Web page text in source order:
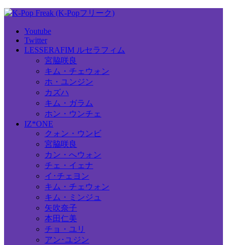
Youtube
Twitter
LESSERAFIM ルセラフィム
宮脇咲良
キム・チェウォン
ホ・ユンジン
カズハ
キム・ガラム
ホン・ウンチェ
IZ*ONE
クォン・ウンビ
宮脇咲良
カン・へウォン
チェ・イェナ
イ･チェヨン
キム・チェウォン
キム・ミンジュ
矢吹奈子
本田仁美
チョ・ユリ
アン･ユジン